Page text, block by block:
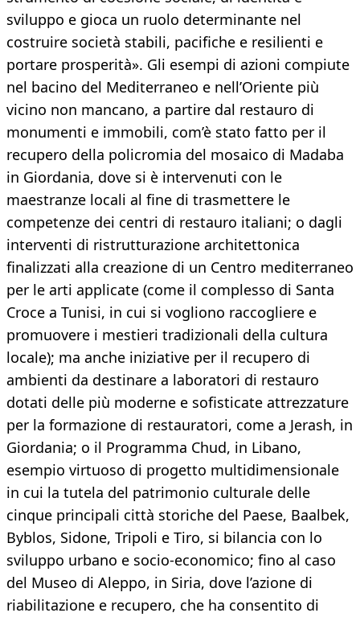
sviluppo e gioca un ruolo determinante nel
costruire società stabili, pacifiche e resilienti e
portare prosperità». Gli esempi di azioni compiute
nel bacino del Mediterraneo e nell’Oriente più
vicino non mancano, a partire dal restauro di
monumenti e immobili, com’è stato fatto per il
recupero della policromia del mosaico di Madaba
in Giordania, dove si è intervenuti con le
maestranze locali al fine di trasmettere le
competenze dei centri di restauro italiani; o dagli
interventi di ristrutturazione architettonica
finalizzati alla creazione di un Centro mediterraneo
per le arti applicate (come il complesso di Santa
Croce a Tunisi, in cui si vogliono raccogliere e
promuovere i mestieri tradizionali della cultura
locale); ma anche iniziative per il recupero di
ambienti da destinare a laboratori di restauro
dotati delle più moderne e sofisticate attrezzature
per la formazione di restauratori, come a Jerash, in
Giordania; o il Programma Chud, in Libano,
esempio virtuoso di progetto multidimensionale
in cui la tutela del patrimonio culturale delle
cinque principali città storiche del Paese, Baalbek,
Byblos, Sidone, Tripoli e Tiro, si bilancia con lo
sviluppo urbano e socio-economico; fino al caso
del Museo di Aleppo, in Siria, dove l’azione di
riabilitazione e recupero, che ha consentito di